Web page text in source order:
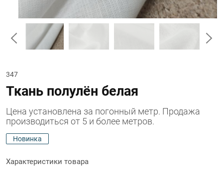
347
Ткань полулён белая
Цена установлена за погонный метр. Продажа
производиться от 5 и более метров.
Новинка
Характеристики товара